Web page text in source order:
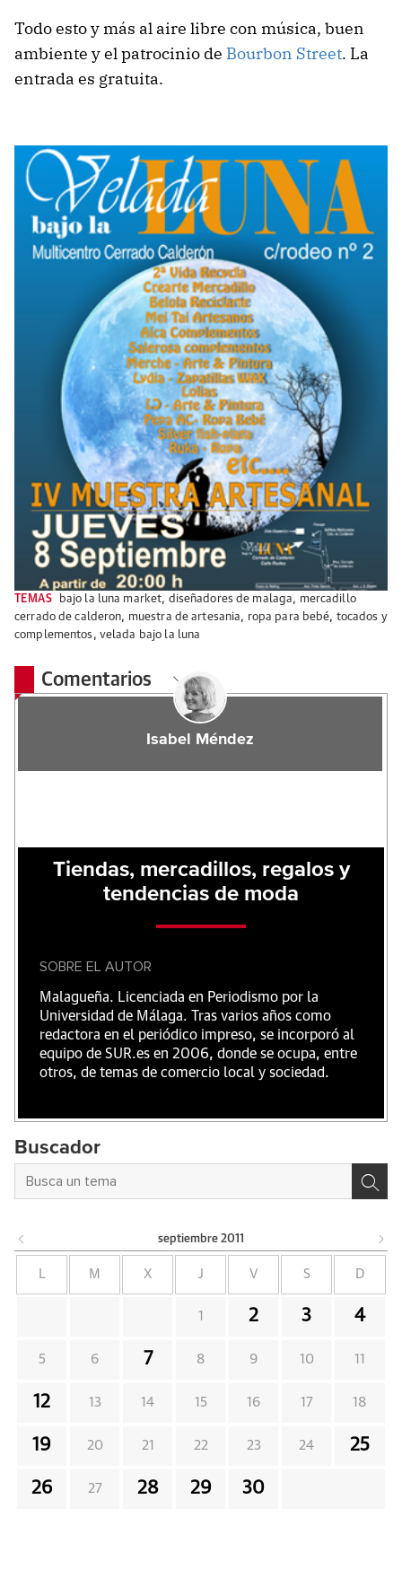
Todo esto y más al aire libre con música, buen
ambiente y el patrocinio de Bourbon Street. La
entrada es gratuita.
TEMAS bajo la luna market, diseñadores de malaga, mercadillo
cerrado de calderon, muestra de artesania, ropa para bebé, tocados y
complementos, velada bajo la luna
Comentarios
Isabel Méndez
Tiendas, mercadillos, regalos y
tendencias de moda
SOBRE EL AUTOR
Malagueña. Licenciada en Periodismo por la
Universidad de Málaga. Tras varios años como
redactora en el periódico impreso, se incorporó al
equipo de SUR.es en 2006, donde se ocupa, entre
otros, de temas de comercio local y sociedad.
Buscador
septiembre 2011
L M X J V S D
1 2 3 4
5 6 7 8 9 10 11
12 13 14 15 16 17 18
19 20 21 22 23 24 25
26 27 28 29 30